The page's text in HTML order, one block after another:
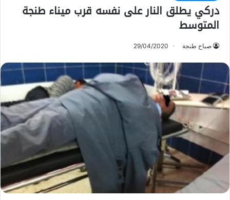
دركي يطلق النار على نفسه قرب ميناء طنجة
المتوسط
صباح طنجة 29/04/2020